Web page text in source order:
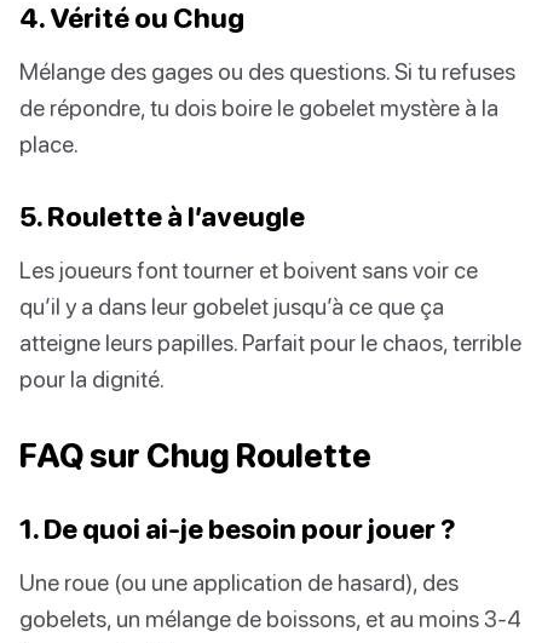
4. Vérité ou Chug
Mélange des gages ou des questions. Si tu refuses
de répondre, tu dois boire le gobelet mystère à la
place.
5. Roulette à l’aveugle
Les joueurs font tourner et boivent sans voir ce
qu’il y a dans leur gobelet jusqu’à ce que ça
atteigne leurs papilles. Parfait pour le chaos, terrible
pour la dignité.
FAQ sur Chug Roulette
1. De quoi ai-je besoin pour jouer ?
Une roue (ou une application de hasard), des
gobelets, un mélange de boissons, et au moins 3-4